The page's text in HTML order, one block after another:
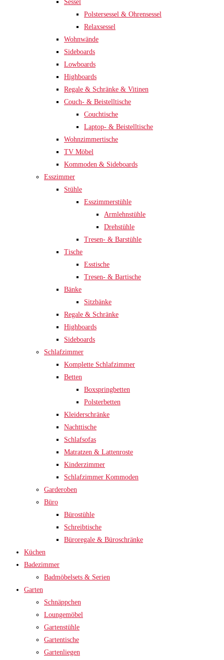
Sessel
Polstersessel & Ohrensessel
Relaxsessel
Wohnwände
Sideboards
Lowboards
Highboards
Regale & Schränke & Vitinen
Couch- & Beistelltische
Couchtische
Laptop- & Beistelltische
Wohnzimmertische
TV Möbel
Kommoden & Sideboards
Esszimmer
Stühle
Esszimmerstühle
Armlehnstühle
Drehstühle
Tresen- & Barstühle
Tische
Esstische
Tresen- & Bartische
Bänke
Sitzbänke
Regale & Schränke
Highboards
Sideboards
Schlafzimmer
Komplette Schlafzimmer
Betten
Boxspringbetten
Polsterbetten
Kleiderschränke
Nachttische
Schlafsofas
Matratzen & Lattenroste
Kinderzimmer
Schlafzimmer Kommoden
Garderoben
Büro
Bürostühle
Schreibtische
Büroregale & Büroschränke
Küchen
Badezimmer
Badmöbelsets & Serien
Garten
Schnäppchen
Loungemöbel
Gartenstühle
Gartentische
Gartenliegen